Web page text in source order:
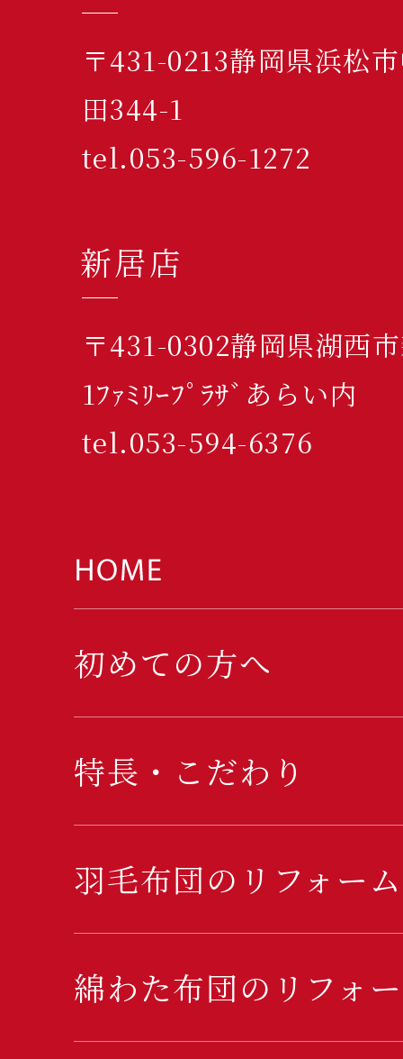
〒431-0213静岡県浜松
田344-1
tel.053-596-1272
新居店
〒431-0302静岡県湖西
1ﾌｧﾐﾘｰﾌﾟﾗｻﾞあらい内
tel.053-594-6376
初めての方へ
特長・こだわり
羽毛布団のリフォーム
綿わた布団のリフォ